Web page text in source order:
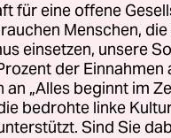
für eine offene
Menschen,
einsetzen, unsere
der Einnahmen
„Alles beginnt im
bedrohte linke
Sind Sie